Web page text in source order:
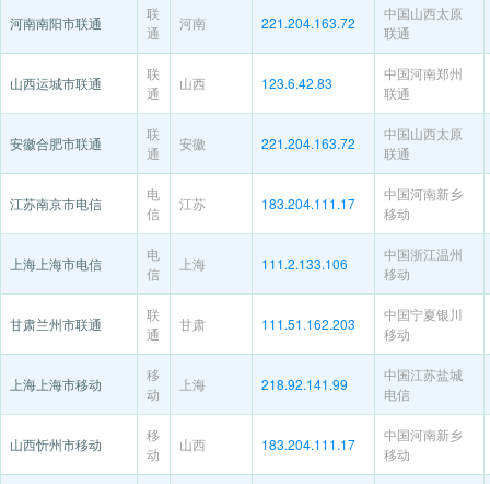
河南南阳市联通
联
通
河南 221.204.163.72
中国山西太原
联通
山西运城市联通
联
通
山西 123.6.42.83
中国河南郑州
联通
安徽合肥市联通
联
通
安徽 221.204.163.72
中国山西太原
联通
江苏南京市电信
电
信
江苏 183.204.111.17
中国河南新乡
移动
上海上海市电信
电
信
上海 111.2.133.106
中国浙江温州
移动
甘肃兰州市联通
联
通
甘肃 111.51.162.203
中国宁夏银川
移动
上海上海市移动
移
动
上海 218.92.141.99
中国江苏盐城
电信
山西忻州市移动
移
动
山西 183.204.111.17
中国河南新乡
移动